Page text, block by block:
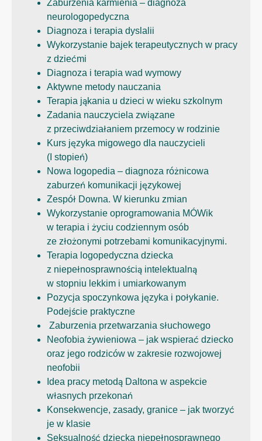
Zaburzenia karmienia – diagnoza
neurologopedyczna
Diagnoza i terapia dyslalii
Wykorzystanie bajek terapeutycznych w pracy
z dziećmi
Diagnoza i terapia wad wymowy
Aktywne metody nauczania
Terapia jąkania u dzieci w wieku szkolnym
Zadania nauczyciela związane
z przeciwdziałaniem przemocy w rodzinie
Kurs języka migowego dla nauczycieli
(I stopień)
Nowa logopedia – diagnoza różnicowa
zaburzeń komunikacji językowej
Zespół Downa. W kierunku zmian
Wykorzystanie oprogramowania MÓWik
w terapia i życiu codziennym osób
ze złożonymi potrzebami komunikacyjnymi.
Terapia logopedyczna dziecka
z niepełnosprawnością intelektualną
w stopniu lekkim i umiarkowanym
Pozycja spoczynkowa języka i połykanie.
Podejście praktyczne
Zaburzenia przetwarzania słuchowego
Neofobia żywieniowa – jak wspierać dziecko
oraz jego rodziców w zakresie rozwojowej
neofobii
Idea pracy metodą Daltona w aspekcie
własnych przekonań
Konsekwencje, zasady, granice – jak tworzyć
je w klasie
Seksualność dziecka niepełnosprawnego